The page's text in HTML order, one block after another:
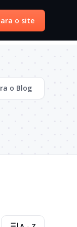
de
o site
o Blog